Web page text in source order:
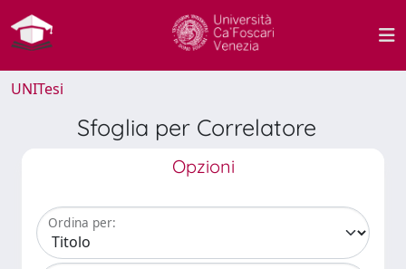
UNITesi
Sfoglia per Correlatore
Opzioni
Ordina per: